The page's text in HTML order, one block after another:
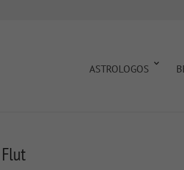
ASTROLOGOS